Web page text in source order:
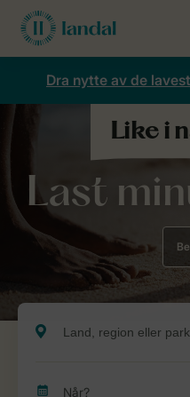
Dra nytte av de
Last